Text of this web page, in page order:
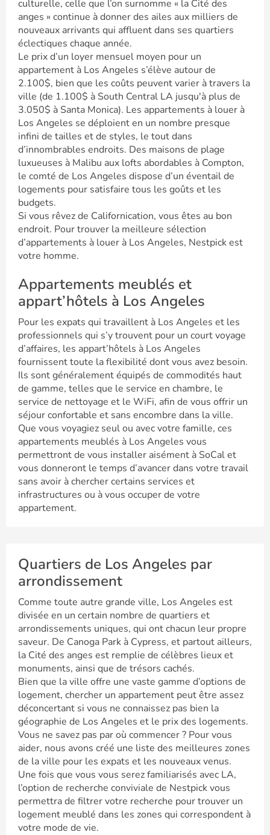
culturelle, celle que l’on surnomme « la Cité des
anges » continue à donner des ailes aux milliers de
nouveaux arrivants qui affluent dans ses quartiers
éclectiques chaque année.
Le prix d’un loyer mensuel moyen pour un
appartement à Los Angeles s’élève autour de
2.100$, bien que les coûts peuvent varier à travers la
ville (de 1.100$ à South Central LA jusqu'à plus de
3.050$ à Santa Monica). Les appartements à louer à
Los Angeles se déploient en un nombre presque
infini de tailles et de styles, le tout dans
d’innombrables endroits. Des maisons de plage
luxueuses à Malibu aux lofts abordables à Compton,
le comté de Los Angeles dispose d’un éventail de
logements pour satisfaire tous les goûts et les
budgets.
Si vous rêvez de Californication, vous êtes au bon
endroit. Pour trouver la meilleure sélection
d’appartements à louer à Los Angeles, Nestpick est
votre homme.
Appartements meublés et
appart’hôtels à Los Angeles
Pour les expats qui travaillent à Los Angeles et les
professionnels qui s’y trouvent pour un court voyage
d’affaires, les appart’hôtels à Los Angeles
fournissent toute la flexibilité dont vous avez besoin.
Ils sont généralement équipés de commodités haut
de gamme, telles que le service en chambre, le
service de nettoyage et le WiFi, afin de vous offrir un
séjour confortable et sans encombre dans la ville.
Que vous voyagiez seul ou avec votre famille, ces
appartements meublés à Los Angeles vous
permettront de vous installer aisément à SoCal et
vous donneront le temps d’avancer dans votre travail
sans avoir à chercher certains services et
infrastructures ou à vous occuper de votre
appartement.
Quartiers de Los Angeles par
arrondissement
Comme toute autre grande ville, Los Angeles est
divisée en un certain nombre de quartiers et
arrondissements uniques, qui ont chacun leur propre
saveur. De Canoga Park à Cypress, et partout ailleurs,
la Cité des anges est remplie de célèbres lieux et
monuments, ainsi que de trésors cachés.
Bien que la ville offre une vaste gamme d’options de
logement, chercher un appartement peut être assez
déconcertant si vous ne connaissez pas bien la
géographie de Los Angeles et le prix des logements.
Vous ne savez pas par où commencer ? Pour vous
aider, nous avons créé une liste des meilleures zones
de la ville pour les expats et les nouveaux venus.
Une fois que vous vous serez familiarisés avec LA,
l’option de recherche conviviale de Nestpick vous
permettra de filtrer votre recherche pour trouver un
logement meublé dans les zones qui correspondent à
votre mode de vie.